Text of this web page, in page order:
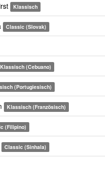
Klassisch
Classic (Slovak)
Klassisch (Cebuano)
(Portugiesisch)
Klassisch (Französisch)
(Filipino)
Classic (Sinhala)